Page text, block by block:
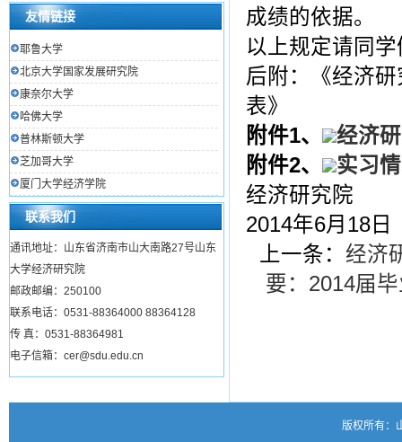
友情链接
耶鲁大学
北京大学国家发展研究院
康奈尔大学
哈佛大学
普林斯顿大学
芝加哥大学
厦门大学经济学院
联系我们
通讯地址：山东省济南市山大南路27号山东
大学经济研究院
邮政邮编：250100
联系电话：0531-88364000 88364128
传 真：0531-88364981
电子信箱：cer@sdu.edu.cn
成绩的依据。
以上规定请同
后附：《经济
表》
附件1、
经济
附件2、
实习
经济研究院
2014年6月18日
上一条： 经济
要：2014届
版权所有：